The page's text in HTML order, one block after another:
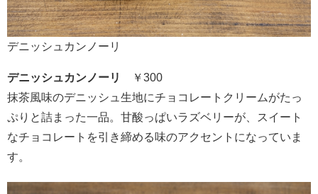
デニッシュカンノーリ
デニッシュカンノーリ
￥300
抹茶風味のデニッシュ生地にチョコレートクリームがたっ
ぷりと詰まった一品。甘酸っぱいラズベリーが、スイート
なチョコレートを引き締める味のアクセントになっていま
す。